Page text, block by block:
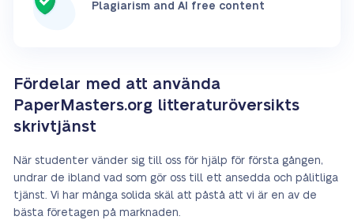
Plagiarism and AI free content
Fördelar med att använda
PaperMasters.org litteraturöversikts
skrivtjänst
När studenter vänder sig till oss för hjälp för första gången,
undrar de ibland vad som gör oss till ett ansedda och pålitliga
tjänst. Vi har många solida skäl att påstå att vi är en av de
bästa företagen på marknaden.